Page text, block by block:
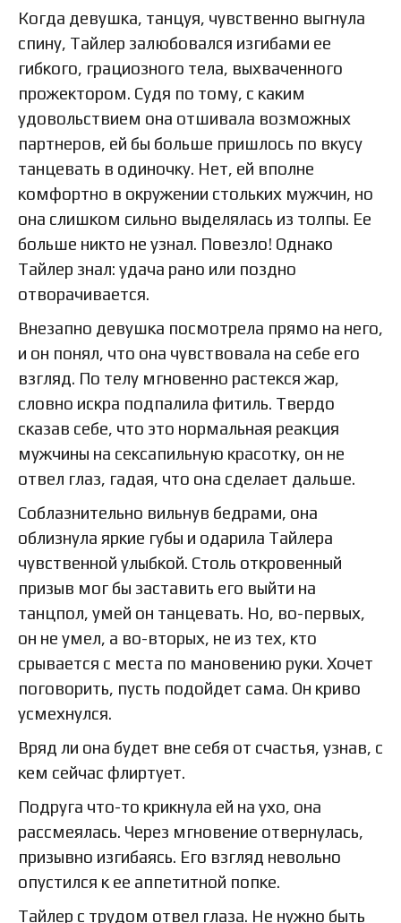
Когда девушка, танцуя, чувственно выгнула
спину, Тайлер залюбовался изгибами ее
гибкого, грациозного тела, выхваченного
прожектором. Судя по тому, с каким
удовольствием она отшивала возможных
партнеров, ей бы больше пришлось по вкусу
танцевать в одиночку. Нет, ей вполне
комфортно в окружении стольких мужчин, но
она слишком сильно выделялась из толпы. Ее
больше никто не узнал. Повезло! Однако
Тайлер знал: удача рано или поздно
отворачивается.
Внезапно девушка посмотрела прямо на него,
и он понял, что она чувствовала на себе его
взгляд. По телу мгновенно растекся жар,
словно искра подпалила фитиль. Твердо
сказав себе, что это нормальная реакция
мужчины на сексапильную красотку, он не
отвел глаз, гадая, что она сделает дальше.
Соблазнительно вильнув бедрами, она
облизнула яркие губы и одарила Тайлера
чувственной улыбкой. Столь откровенный
призыв мог бы заставить его выйти на
танцпол, умей он танцевать. Но, во-первых,
он не умел, а во-вторых, не из тех, кто
срывается с места по мановению руки. Хочет
поговорить, пусть подойдет сама. Он криво
усмехнулся.
Вряд ли она будет вне себя от счастья, узнав, с
кем сейчас флиртует.
Подруга что-то крикнула ей на ухо, она
рассмеялась. Через мгновение отвернулась,
призывно изгибаясь. Его взгляд невольно
опустился к ее аппетитной попке.
Тайлер с трудом отвел глаза. Не нужно быть